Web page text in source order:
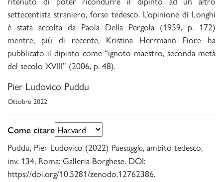
settecentista straniero, forse tedesco. L’opinione di Longhi
è stata accolta da Paola Della Pergola (1959, p. 172)
mentre, più di recente, Kristina Herrmann Fiore ha
pubblicato il dipinto come “ignoto maestro, seconda metà
del secolo XVIII” (2006, p. 48).
Pier Ludovico Puddu
Ottobre 2022
Come citare
Puddu, Pier Ludovico (2022) Paesaggio, ambito tedesco,
inv. 134, Roma: Galleria Borghese. DOI:
https://doi.org/10.5281/zenodo.12762386.